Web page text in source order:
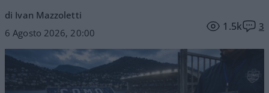
di Ivan Mazzoletti
6 Agosto 2026, 20:00
1.5k 3